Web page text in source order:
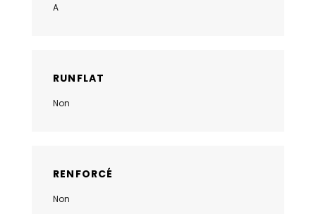
A
RUNFLAT
Non
RENFORCÉ
Non